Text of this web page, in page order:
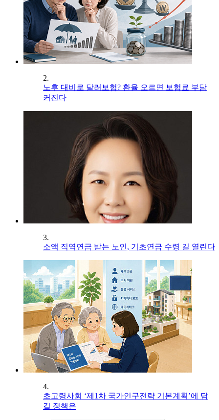
2.
노후 대비로 달러보험? 환율 오르면 보험료 부담
커진다
3.
소액 직역연금 받는 노인, 기초연금 수령 길 열린다
4.
초고령사회 ‘제1차 국가인구전략 기본계획’에 담
길 정책은